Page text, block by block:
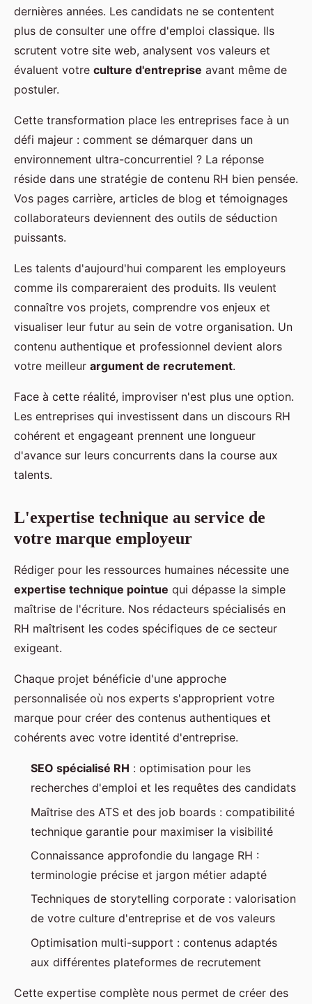
dernières années. Les candidats ne se contentent
plus de consulter une offre d'emploi classique. Ils
scrutent votre site web, analysent vos valeurs et
évaluent votre culture d'entreprise avant même de
postuler.
Cette transformation place les entreprises face à un
défi majeur : comment se démarquer dans un
environnement ultra-concurrentiel ? La réponse
réside dans une stratégie de contenu RH bien pensée.
Vos pages carrière, articles de blog et témoignages
collaborateurs deviennent des outils de séduction
puissants.
Les talents d'aujourd'hui comparent les employeurs
comme ils compareraient des produits. Ils veulent
connaître vos projets, comprendre vos enjeux et
visualiser leur futur au sein de votre organisation. Un
contenu authentique et professionnel devient alors
votre meilleur argument de recrutement.
Face à cette réalité, improviser n'est plus une option.
Les entreprises qui investissent dans un discours RH
cohérent et engageant prennent une longueur
d'avance sur leurs concurrents dans la course aux
talents.
L'expertise technique au service de
votre marque employeur
Rédiger pour les ressources humaines nécessite une
expertise technique pointue qui dépasse la simple
maîtrise de l'écriture. Nos rédacteurs spécialisés en
RH maîtrisent les codes spécifiques de ce secteur
exigeant.
Chaque projet bénéficie d'une approche
personnalisée où nos experts s'approprient votre
marque pour créer des contenus authentiques et
cohérents avec votre identité d'entreprise.
SEO spécialisé RH : optimisation pour les
recherches d'emploi et les requêtes des candidats
Maîtrise des ATS et des job boards : compatibilité
technique garantie pour maximiser la visibilité
Connaissance approfondie du langage RH :
terminologie précise et jargon métier adapté
Techniques de storytelling corporate : valorisation
de votre culture d'entreprise et de vos valeurs
Optimisation multi-support : contenus adaptés
aux différentes plateformes de recrutement
Cette expertise complète nous permet de créer des